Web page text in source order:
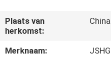
VR-
SHOW
Plaats van
herkomst:
China
Merknaam:
JSHG